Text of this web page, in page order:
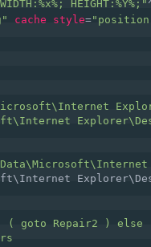
HEIGHT:%Y%;"
cache style=
( goto Repair2 )